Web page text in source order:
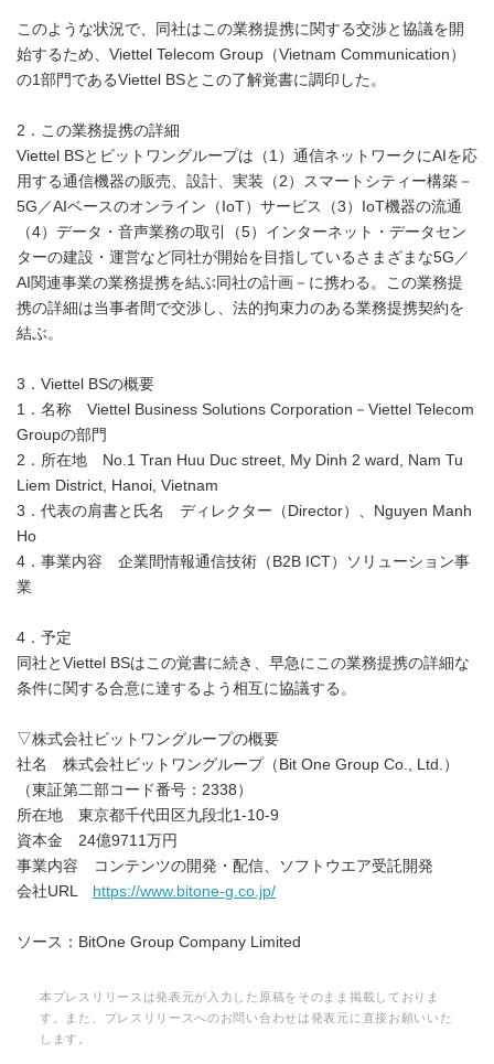
このような状況で、同社はこの業務提携に関する交渉と協議を開
始するため、Viettel Telecom Group（Vietnam Communication）
の1部門であるViettel BSとこの了解覚書に調印した。
2．この業務提携の詳細
Viettel BSとビットワングループは（1）通信ネットワークにAIを応
用する通信機器の販売、設計、実装（2）スマートシティー構築－
5G／AIベースのオンライン（IoT）サービス（3）IoT機器の流通
（4）データ・音声業務の取引（5）インターネット・データセン
ターの建設・運営など同社が開始を目指しているさまざまな5G／
AI関連事業の業務提携を結ぶ同社の計画－に携わる。この業務提
携の詳細は当事者間で交渉し、法的拘束力のある業務提携契約を
結ぶ。
3．Viettel BSの概要
1．名称 Viettel Business Solutions Corporation－Viettel Telecom
Groupの部門
2．所在地 No.1 Tran Huu Duc street, My Dinh 2 ward, Nam Tu
Liem District, Hanoi, Vietnam
3．代表の肩書と氏名 ディレクター（Director）、Nguyen Manh
Ho
4．事業内容 企業間情報通信技術（B2B ICT）ソリューション事
業
4．予定
同社とViettel BSはこの覚書に続き、早急にこの業務提携の詳細な
条件に関する合意に達するよう相互に協議する。
▽株式会社ビットワングループの概要
社名 株式会社ビットワングループ（Bit One Group Co., Ltd.）
（東証第二部コード番号：2338）
所在地 東京都千代田区九段北1-10-9
資本金 24億9711万円
事業内容 コンテンツの開発・配信、ソフトウエア受託開発
会社URL
https://www.bitone-g.co.jp/
ソース：BitOne Group Company Limited
本プレスリリースは発表元が入力した原稿をそのまま掲載しておりま
す。また、プレスリリースへのお問い合わせは発表元に直接お願いいた
します。